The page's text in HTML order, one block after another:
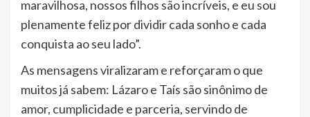
maravilhosa, nossos filhos são incríveis, e eu sou
plenamente feliz por dividir cada sonho e cada
conquista ao seu lado”.
As mensagens viralizaram e reforçaram o que
muitos já sabem: Lázaro e Taís são sinônimo de
amor, cumplicidade e parceria, servindo de